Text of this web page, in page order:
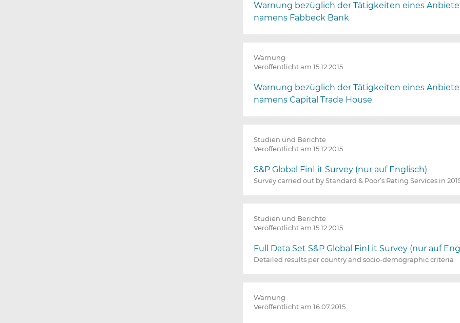
e
l
n
)
Warnung bezüglich der Tätigkeiten eines
namens Fabbeck Bank
Warnung
Veröffentlicht am 15.12.2015
Warnung bezüglich der Tätigkeiten eines
namens Capital Trade House
Studien und Berichte
Veröffentlicht am 15.12.2015
S&P Global FinLit Survey (nur auf Englisch)
Survey carried out by Standard & Poor’s Rating Services in
Studien und Berichte
Veröffentlicht am 15.12.2015
Full Data Set S&P Global FinLit Survey (nur auf
Detailed results per country and socio-demographic criteria
Warnung
Veröffentlicht am 16.07.2015